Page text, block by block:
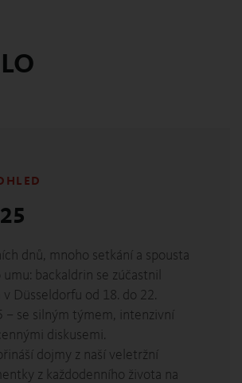
dnů, mnoho setkání a spousta
backaldrin se zúčastnil
Düsseldorfu od 18. do 22.
– se silným týmem, intenzivní
diskusemi.
dojmy z naší veletržní
z každodenního života na